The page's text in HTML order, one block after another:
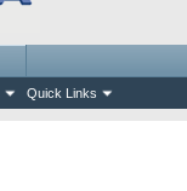
Quick Links